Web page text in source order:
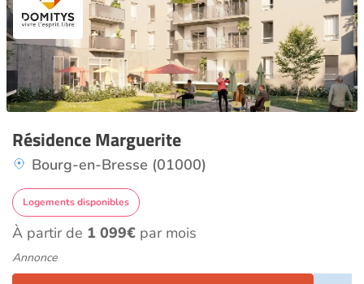
Résidence Marguerite
Bourg-en-Bresse (01000)
Logements disponibles
À partir de 1 099€ par mois
Annonce